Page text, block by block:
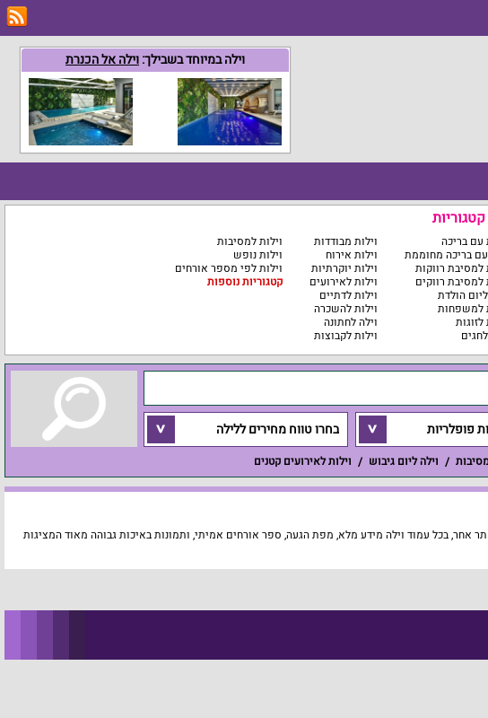
וילה במיוחד בשבילך:וילה אל הכנרת
עם בריכה
עם בריכה מחוממת
למסיבת רווקות
למסיבת רווקים
הולדת
למשפחות
לזוגות
וילות מבודדות
וילות אירוח
וילות יוקרתיות
וילות לאירועים
וילות לדתיים
וילות להשכרה
וילה לחתונה
וילות לקבוצות
וילות למסיבות
וילות נופש
וילות לפי מספר אורחים
קטגוריות נוספות
פופלריות בחרו טווח מחירים ללילה
וילה ליום גיבוש וילות לאירועים קטנים
אחר, בכל עמוד וילה מידע מלא, מפת הגעה, ספר אורחים אמיתי, ותמונות באיכות גבוהה מאוד המציגות